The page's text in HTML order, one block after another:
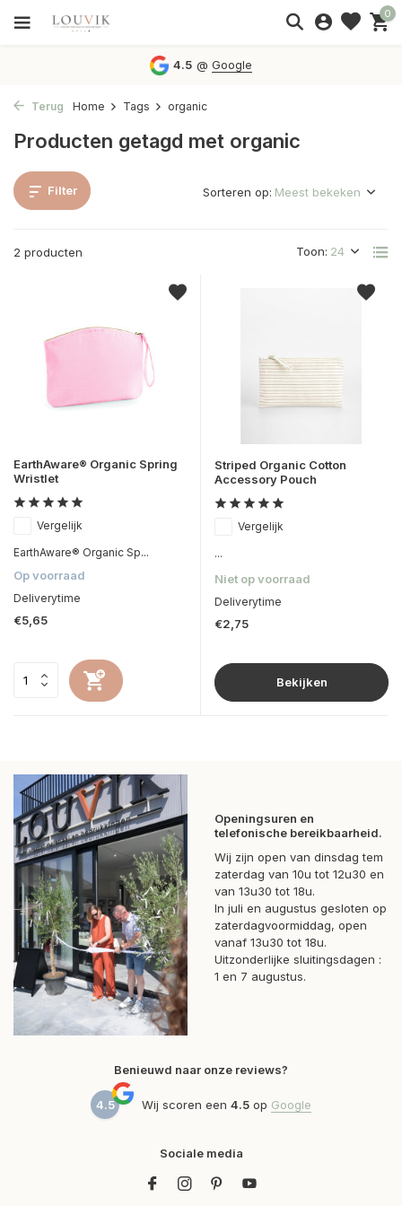
0
4.5 @Google
Terug Home Tags organic
Producten getagd met organic
Filter
2 producten Toon:
Sorteren op:
EarthAware® Organic Spring
Wristlet
Vergelijk
EarthAware® Organic Sp...
Op voorraad
Deliverytime
€5,65
Striped Organic Cotton
Accessory Pouch
Vergelijk
...
Niet op voorraad
Deliverytime
€2,75
Bekijken
Openingsuren en
telefonische bereikbaarheid.
Wij zijn open van dinsdag tem
zaterdag van 10u tot 12u30 en
van 13u30 tot 18u.
In juli en augustus gesloten op
zaterdagvoormiddag, open
vanaf 13u30 tot 18u.
Uitzonderlijke sluitingsdagen :
1 en 7 augustus.
Benieuwd naar onze reviews?
4.5 Wij scoren een 4.5 op Google
Sociale media